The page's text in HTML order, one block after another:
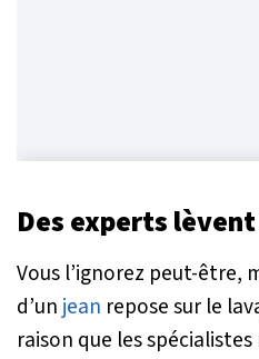
Des experts
Vous l’ignorez peut-être,
d’un jean repose sur le
raison que les